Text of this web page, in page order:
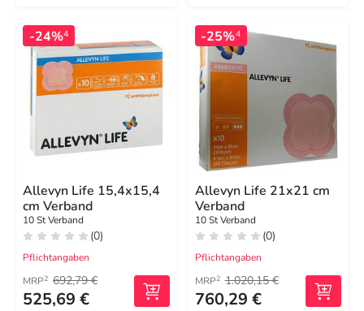
-24%4
Allevyn Life 15,4x15,4
cm Verband
10 St Verband
(0)
Pflichtangaben
MRP2 692,79 €
525,69 €
-25%4
Allevyn Life 21x21 cm
Verband
10 St Verband
(0)
Pflichtangaben
MRP2 1.020,15 €
760,29 €